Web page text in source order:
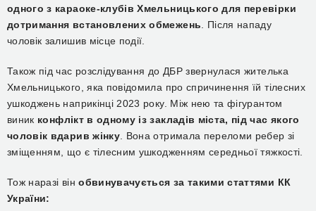
одного з караоке-клубів Хмельницького для перевірки
дотримання встановлених обмежень. Після нападу
чоловік залишив місце події.
Також під час розслідування до ДБР звернулася жителька
Хмельницького, яка повідомила про спричинення їй тілесних
ушкоджень наприкінці 2023 року. Між нею та фігурантом
виник конфлікт в одному із закладів міста, під час якого
чоловік вдарив жінку. Вона отримала переломи ребер зі
зміщенням, що є тілесним ушкодженням середньої тяжкості.
Тож наразі вінобвинувачується за такими статтями КК
України: